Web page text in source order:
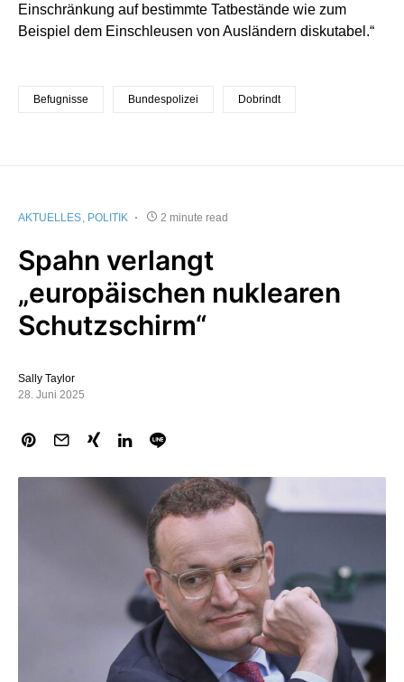
Einschränkung auf bestimmte Tatbestände wie zum
Beispiel dem Einschleusen von Ausländern diskutabel.“
Befugnisse Bundespolizei Dobrindt
AKTUELLES POLITIK 2 minute read
Spahn verlangt
„europäischen nuklearen
Schutzschirm“
Sally Taylor
28. Juni 2025